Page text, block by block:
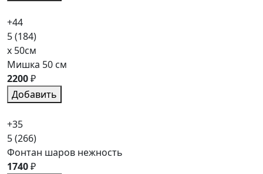
+44
5(184)
x 50см
Мишка 50 см
2200₽
Добавить
+35
5(266)
Фонтан шаров нежность
1740₽